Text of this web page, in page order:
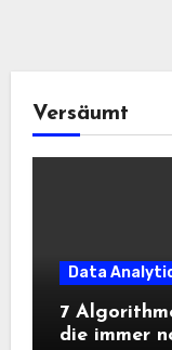
Versäumt
Data
7
die immer